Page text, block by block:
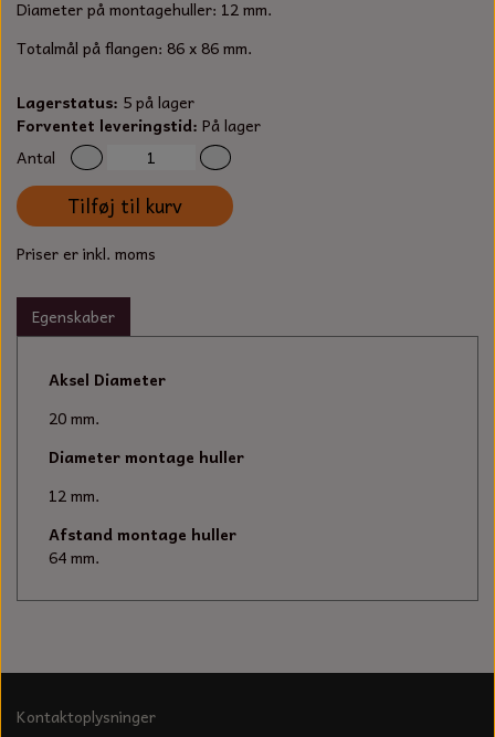
SORTIMENT
FORANKRING
DYBEL
TECUMSEH
OLIE TIL SMÅMOTORER & HAVEMASKINER
TÆNDRØR
SPÆNDEBÅND
UNIVERSAL KABLER OG TILBEHØR
GAVEKORT
STIKSAV KLINGER
BATTERILADEAPPARAT
KNIVE OG TILBEHØR
ARBEJDSLYS
MEJSLER
Diameter på montagehuller: 12 mm.
Totalmål på flangen: 86 x 86 mm.
Lagerstatus: 5 på lager
Forventet leveringstid: På lager
Antal
Tilføj til kurv
Priser er inkl. moms
Egenskaber
Aksel Diameter
20 mm.
Diameter montage huller
12 mm.
Afstand montage huller
64 mm.
Kontaktoplysninger